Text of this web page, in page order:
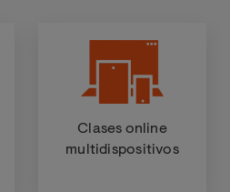
Clases online
multidispositivos